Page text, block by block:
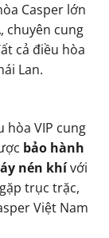
Casper lớn
chuyên cung
cả điều hòa
Lan.
hòa VIP cung
bảo hành
nén khívới
trục trặc,
Việt Nam